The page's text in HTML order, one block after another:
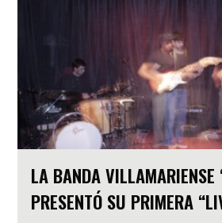
LA BANDA VILLAMARIENSE
PRESENTÓ SU PRIMERA